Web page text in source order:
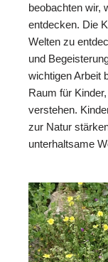
beobachten wir,
entdecken. Die
Welten zu
und
wichtigen Arbeit
Raum für
verstehen.
zur Natur
unterhaltsame